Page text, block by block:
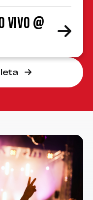
Vivo @